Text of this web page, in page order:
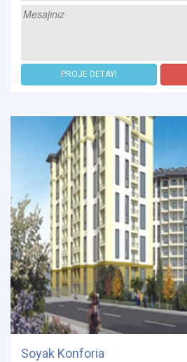
PROJE DETAYI
Soyak Konforia